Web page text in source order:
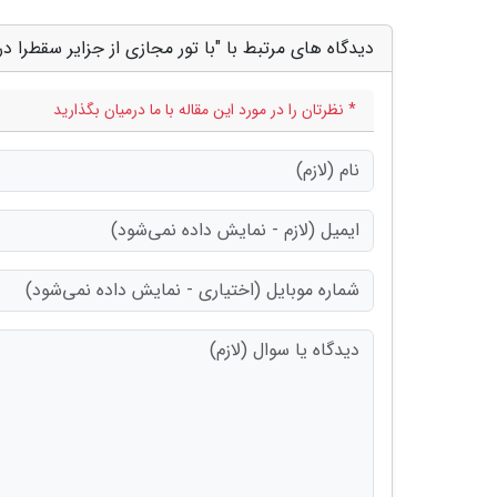
دیدگاه های مرتبط با "با تور مجازی از جزایر سقطرا
* نظرتان را در مورد این مقاله با ما درمیان بگذارید